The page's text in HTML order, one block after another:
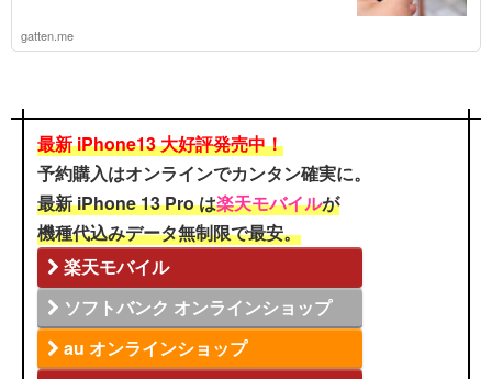
gatten.me
最新 iPhone13 大好評発売中！
予約購入はオンラインでカンタン確実に。
最新 iPhone 13 Pro は楽天モバイルが
機種代込みデータ無制限で最安。
楽天モバイル
ソフトバンク オンラインショップ
au オンラインショップ